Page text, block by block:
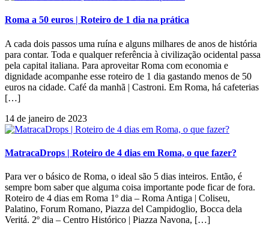
Roma a 50 euros | Roteiro de 1 dia na prática
A cada dois passos uma ruína e alguns milhares de anos de história
para contar. Toda e qualquer referência à civilização ocidental passa
pela capital italiana. Para aproveitar Roma com economia e
dignidade acompanhe esse roteiro de 1 dia gastando menos de 50
euros na cidade. Café da manhã | Castroni. Em Roma, há cafeterias
[…]
14 de janeiro de 2023
MatracaDrops | Roteiro de 4 dias em Roma, o que fazer?
Para ver o básico de Roma, o ideal são 5 dias inteiros. Então, é
sempre bom saber que alguma coisa importante pode ficar de fora.
Roteiro de 4 dias em Roma 1º dia – Roma Antiga | Coliseu,
Palatino, Forum Romano, Piazza del Campidoglio, Bocca dela
Veritá. 2º dia – Centro Histórico | Piazza Navona, […]